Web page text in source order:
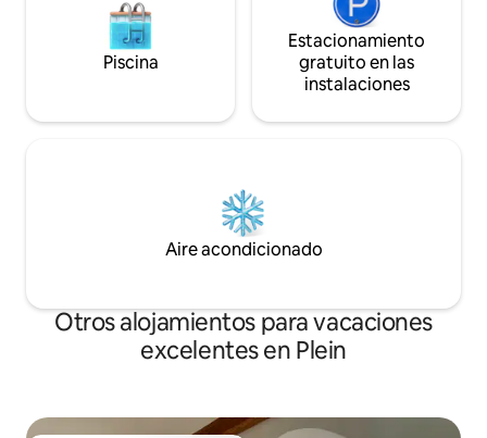
Piscina
Estacionamiento
gratuito en las
instalaciones
Aire acondicionado
Otros alojamientos para vacaciones
excelentes en Plein